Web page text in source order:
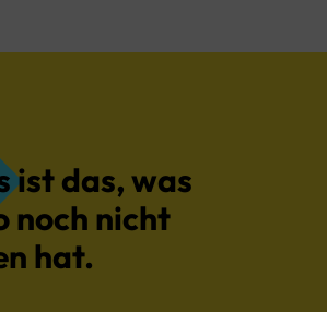
ist das, was
noch nicht
hat.